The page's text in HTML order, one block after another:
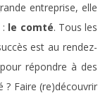
entreprise, elle
le comté. Tous les
est au rendez-
répondre à des
? Faire (re)découvrir